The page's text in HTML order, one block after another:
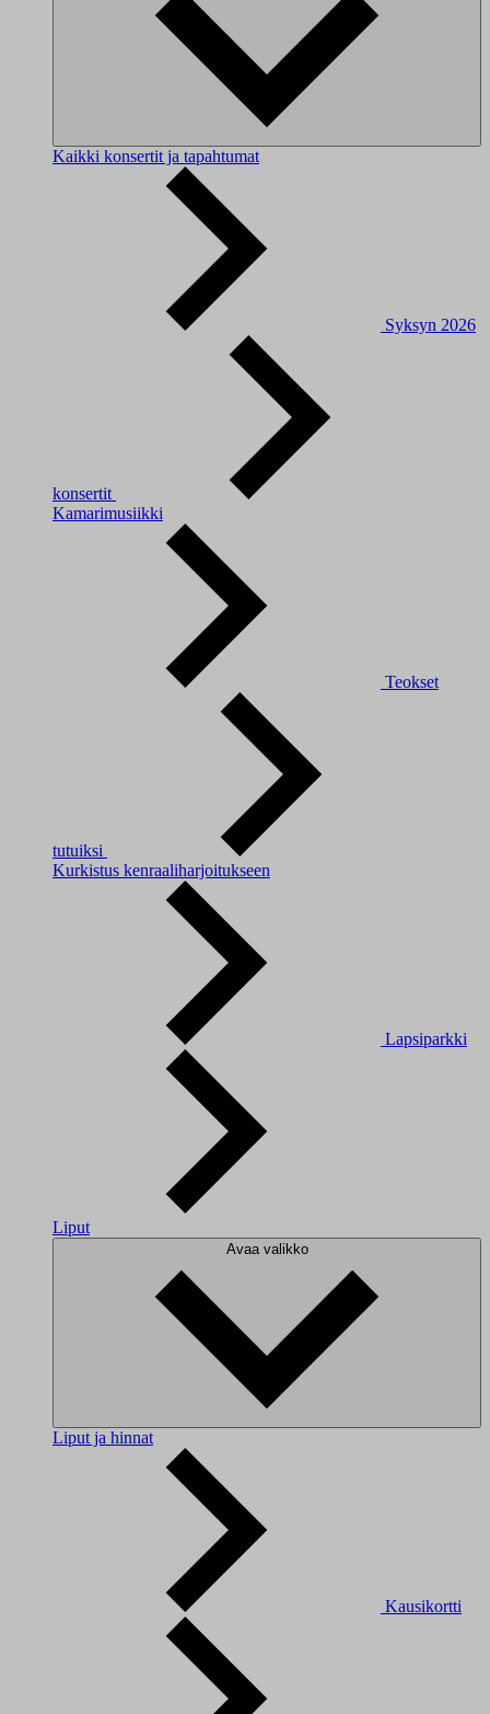
Kaikki konsertit ja tapahtumat
Syksyn 2026
konsertit
Kamarimusiikki
Teokset
tutuiksi
Kurkistus kenraaliharjoitukseen
Lapsiparkki
Liput
Avaa valikko
Liput ja hinnat
Kausikortti